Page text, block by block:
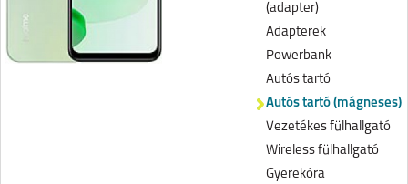
(adapter)
Adapterek
Powerbank
Autós tartó
Autós tartó (mágneses)
Vezetékes fülhallgató
Wireless fülhallgató
Gyerekóra